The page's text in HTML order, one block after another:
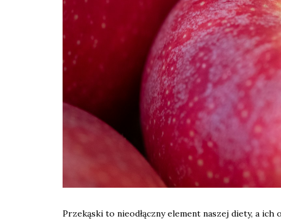
Przekąski to nieodłączny element naszej diety, a